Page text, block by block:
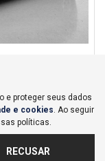
CVT
e proteger seus dados
e cookies. Ao seguir
políticas.
RECUSAR